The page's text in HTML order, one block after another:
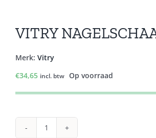
VITRY
Merk: Vitry
€34,65 incl. btw Op voorraad
VITRY